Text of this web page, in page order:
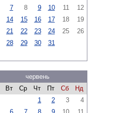
7 8 9 10 11
12
14 15 16 17 18
19
21 22 23 24 25
26
28 29 30 31
червень
Вт Ср Чт Пт Сб
Нд
1
2 3
4